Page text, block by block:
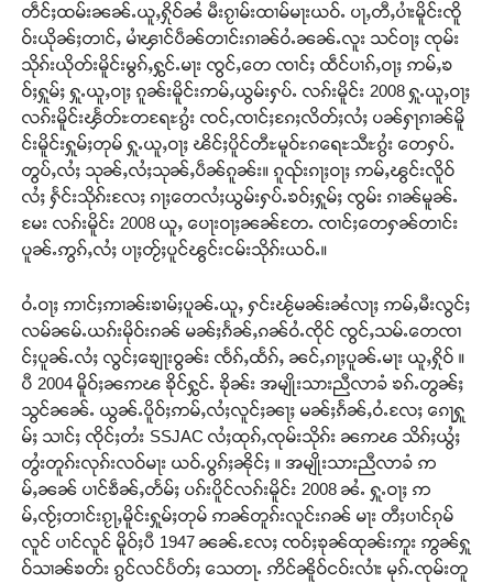
တဵင်ႈထမ်းၼၼ်ႉယူႇႁိုဝ်ၼႆ မီးၵႂၢမ်းထၢမ်မႃးယဝ်ႉ ပႃႇတီႇပၢႆးမိူင်းၸိူ
ဝ်းယိုၼ်ႈတၢင်ႇ မၢႆၾၢင်ပဵၼ်တၢင်းၵၢၼ်ဝႆႉၼၼ်ႉလူး သင်ဝႃႈ ၸုမ်း
သိုၵ်းယိုတ်းမိူင်းမွၵ်ႇႁွင်ႉမႃး ၸွင်ႇတေ ၸၢင်ႈ ထဵင်ပၢၵ်ႇဝႃႈ ဢမ်ႇၶ
ဝ်ႈႁူမ်ႈ ႁူႉယူႇဝႃႈ ၵူၼ်းမိူင်းဢမ်ႇယွမ်းႁပ်ႉ လၵ်းမိူင်း 2008 ႁူႉယူႇဝႃႈ
လၵ်းမိူင်းၾႅတ်ႊတရႄႊၵွႆး ၸင်ႇၸၢင်ႈၵႄႈလိတ်ႈလႆႈ ပၼ်ႁႃၵၢၼ်မိူ
င်းမိူင်းႁူမ်ႈတုမ် ႁူႉယူႇဝႃႈ ၽိင်ႈပိူင်တီႊမူဝ်ႊၵရေႊသီႊၵွႆး တေႁပ်ႉ
တွပ်ႇလႆႈ သုၼ်ႇလႆႈသုၼ်ႇပဵၼ်ၵူၼ်း။ ၵူၺ်းၵႃႈဝႃႈ ဢမ်ႇၽွင်းလိူဝ်
လႆႈ ႁႅင်းသိုၵ်းလႄႈ ၵႃႈတေလႆႈယွမ်းႁပ်ႉၶဝ်ႈႁူမ်ႈ ၸွမ်း ၵၢၼ်မူၼ်ႉ
မႄး လၵ်းမိူင်း 2008 ယူႇ ပေႃးဝႃႈၼၼ်တႄႉ ၸၢင်ႈတေႁၼ်တၢင်း
ပူၼ်ႉဢွၵ်ႇလႆႈ ပႃႈတႂ်ႈပူင်ၽွင်းငမ်းသိုၵ်းယဝ်ႉ။
ဝႆႉဝႃႈ ဢၢင်ႈဢၢၼ်းၶၢမ်ႈပူၼ်ႉယူႇ ႁင်းၽႂ်မၼ်းၼႆလႃႈ ဢမ်ႇမီးလွင်ႈ
လမ်ၼမ်ႉယၵ်းမိုဝ်းၵၼ် မၼ်ႈၵႅၼ်ႇၵၼ်ဝႆႉၸိုင် ၸွင်ႇသမ်ႉတေၸၢ
င်ႈပူၼ်ႉလႆႈ လွင်ႈၶျေႃးဝွၼ်း ၸႅၵ်ႇထႅၵ်ႇ ၼင်ႇၵႃႈပူၼ်ႉမႃး ယူႇႁိုဝ် ။
ပီ 2004 မိူဝ်ႈၼဢၽ ၶိုင်ႁွင်ႉ ၶိုၼ်း အမျိုးသားညီလာခံ ၶၵ်ႉတွၼ်ႈ
သွင်ၼၼ်ႉ ယွၼ်ႉပိူဝ်ႈဢမ်ႇလႆႈလူင်ႈၼႃႈ မၼ်ႈၵႅၼ်ႇဝႆႉလႄႈ ၵေႃႁူ
မ်ႈ သၢင်ႈ ၸိုင်ႈတႆး SSJAC လႆႈထုၵ်ႇၸုမ်းသိုၵ်း ၼဢၽ သိၵ်ႈယွႆႈ
တွႆးတူၵ်းလုၵ်းလဝ်မႃး ယဝ်ႉပွၵ်ႈၼိုင်ႈ ။ အမျိုးသားညီလာခံ ဢ
မ်ႇၼၼ် ပၢင်ၶဵၼ်ႇတႅမ်ႈ ပၵ်းပိူင်လၵ်းမိူင်း 2008 ၼႆႉ ႁူႉဝႃႈ ဢ
မ်ႇၸႂ်ႈတၢင်းၵႂႃႇမိူင်းႁူမ်ႈတုမ် ဢၼ်တူၵ်းလူင်းၵၼ် မႃး တီႈပၢင်ၵုမ်
လူင် ပၢင်လူင် မိူဝ်ႈပီ 1947 ၼၼ်ႉလႄႈ ၸဝ်ႈၶုၼ်ထုၼ်းဢူး ဢွၼ်ႁူ
ဝ်သၢၼ်ၶတ်း ၵွင်လင်ပႅတ်ႈ သေတႃႉ ဢိင်ၼိူဝ်ငဝ်းလၢႆး မုၵ်ႉၸုမ်းတူ